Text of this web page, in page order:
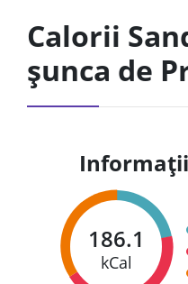
Calorii
șunca de
186.1
kCal